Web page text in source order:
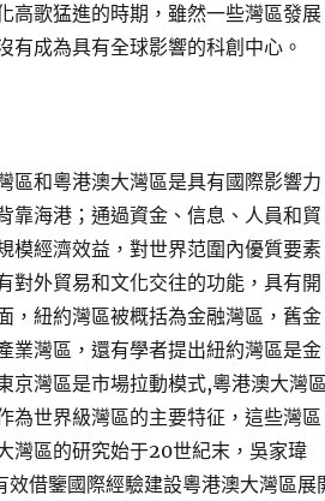
高歌猛進的時期，雖然一些灣區發展
有成為具有全球影響的科創中心。
區和粵港澳大灣區是具有國際影響力
靠海港；通過資金、信息、人員和貿
模經濟效益，對世界范圍內優質要素
對外貿易和文化交往的功能，具有開
，紐約灣區被概括為金融灣區，舊金
業灣區，還有學者提出紐約灣區是金
京灣區是市場拉動模式,粵港澳大灣
為世界級灣區的主要特征，這些灣區
灣區的研究始于20世紀末，吳家瑋
借鑒國際經驗建設粵港澳大灣區展